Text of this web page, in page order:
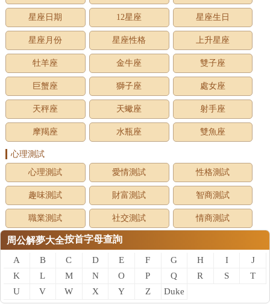
星座日期 12星座 星座生日
星座月份 星座性格 上升星座
牡羊座 金牛座 雙子座
巨蟹座 獅子座 處女座
天秤座 天蠍座 射手座
摩羯座 水瓶座 雙魚座
心理測試
心理測試
愛情測試 性格測試
趣味測試 財富測試 智商測試
職業測試 社交測試 情商測試
周公解夢大全按首字母查詢
A B C D E F G H I
J
K
L M N O P Q R S
T
U
V W X Y Z
Duke